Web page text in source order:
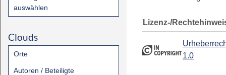
auswählen
Clouds
Orte
Autoren / Beteiligte
Lizenz-/
1.0